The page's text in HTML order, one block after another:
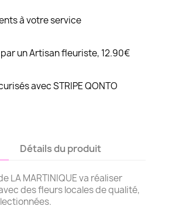
à votre service
un Artisan fleuriste, 12.90€
avec STRIPE QONTO
Détails du produit
LA MARTINIQUE va réaliser
des fleurs locales de qualité,